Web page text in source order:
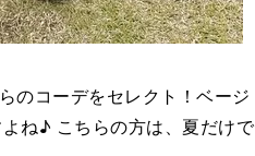
のコーデをセレクト！ベージ
ね♪ こちらの方は、夏だけで